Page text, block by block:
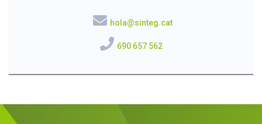
hola@sinteg.cat
690 657 562